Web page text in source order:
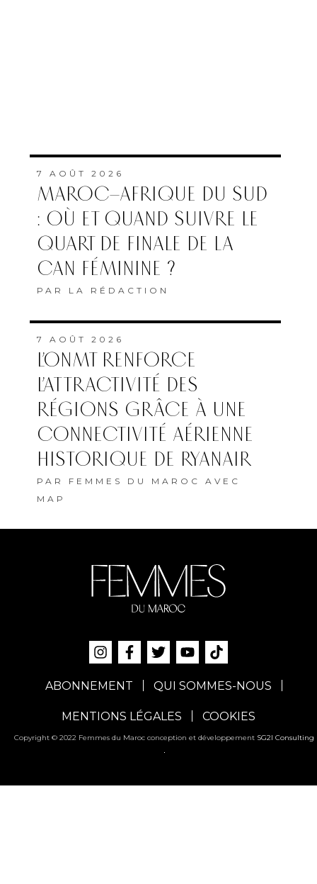
7 AOÛT 2026
MAROC–AFRIQUE DU SUD
: OÙ ET QUAND SUIVRE LE
QUART DE FINALE DE LA
CAN FÉMININE ?
PAR LA RÉDACTION
7 AOÛT 2026
L’ONMT RENFORCE
L’ATTRACTIVITÉ DES
RÉGIONS GRÂCE À UNE
CONNECTIVITÉ AÉRIENNE
HISTORIQUE DE RYANAIR
PAR FEMMES DU MAROC AVEC
MAP
ABONNEMENT QUI SOMMES-NOUS
MENTIONS LÉGALES COOKIES
Copyright © 2022 Femmes du Maroc conception et développement SG2I Consulting